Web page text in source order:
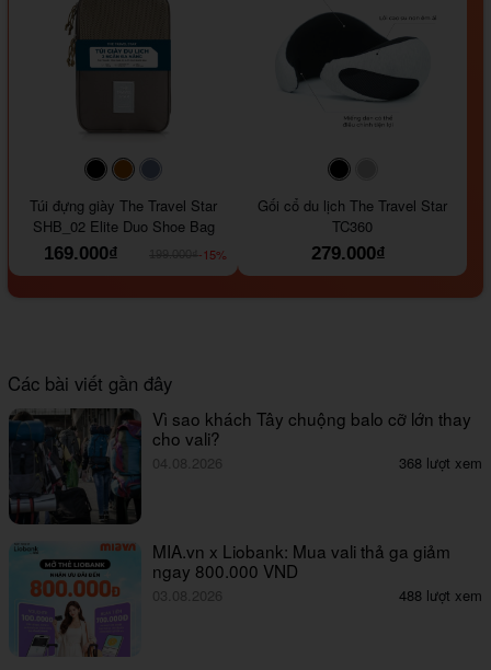
#000000#964B00
Túi đựng giày The Travel Star
SHB_02 Elite Duo Shoe Bag
169.000₫
-15%
#000000
Gối cổ du lịch The Travel Star
TC360
279.000₫
Các bài viết gần đây
Vì sao khách Tây chuộng balo cỡ lớn thay
cho vali?
04.08.2026 368 lượt xem
MIA.vn x Liobank: Mua vali thả ga giảm
ngay 800.000 VND
03.08.2026 488 lượt xem